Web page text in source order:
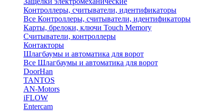
Контроллеры, считыватели, идентификаторы
Все Контроллеры, считыватели, идентификаторы
Карты, брелоки, ключи Touch Memory
Считыватели, контроллеры
Контакторы
Шлагбаумы и автоматика для ворот
Все Шлагбаумы и автоматика для ворот
DoorHan
TANTOS
AN-Motors
iFLOW
Entercam